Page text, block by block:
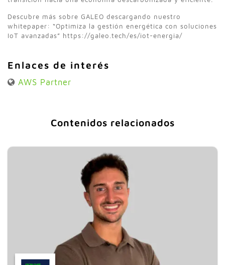
Descubre más sobre GALEO descargando nuestro
whitepaper: “Optimiza la gestión energética con soluciones
IoT avanzadas” https://galeo.tech/es/iot-energia/
Enlaces de interés
AWS Partner
Contenidos relacionados